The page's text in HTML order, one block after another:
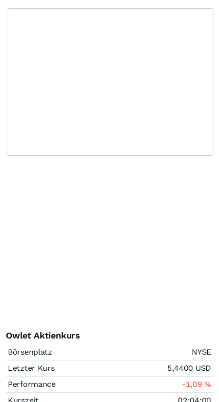
Owlet Aktienkurs
Börsenplatz
NYSE
Letzter Kurs
5,4400 USD
Performance
-1,09%
Kurszeit
02:04:00